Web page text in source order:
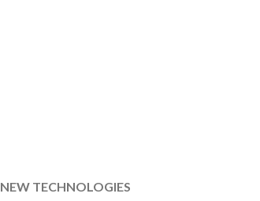
NEW TECHNOLOGIES